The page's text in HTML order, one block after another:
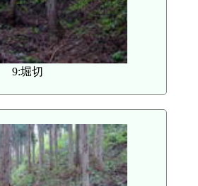
9:堀切